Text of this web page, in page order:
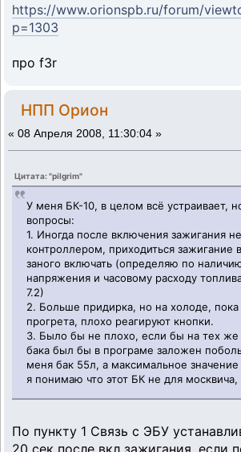
https://www.orionspb.ru/forum/
p=1303
про f3r
НПП Орион
« 08 Апреля 2008, 11:30:04 »
Цитата: "pilgrim"
У меня БК-10, в целом всё устраивает,
вопросы:
1. Иногда после включения зажигания
контроллером, приходиться зажигание
заного включать (определяю по
напряжения и часовому расходу
7.2)
2. Больше придирка, но на холоде,
прогрета, плохо реагируют кнопки.
3. Было бы не плохо, если бы на тех же
бака был бы в програме заложен
меня бак 55л, а максимальное
я понимаю что этот БК не для москвича,
По пункту 1 Связь с ЭБУ